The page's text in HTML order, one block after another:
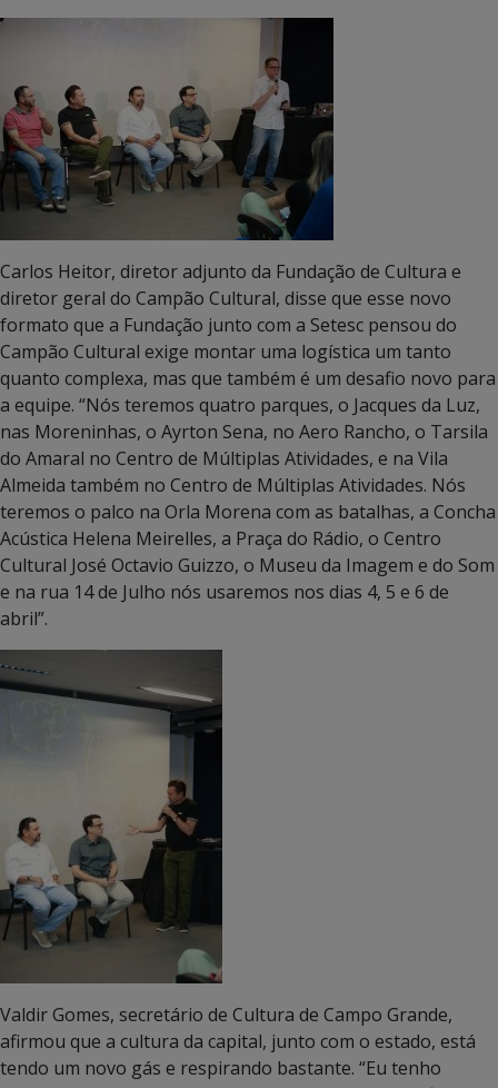
Carlos Heitor, diretor adjunto da Fundação de Cultura e
diretor geral do Campão Cultural, disse que esse novo
formato que a Fundação junto com a Setesc pensou do
Campão Cultural exige montar uma logística um tanto
quanto complexa, mas que também é um desafio novo para
a equipe. “Nós teremos quatro parques, o Jacques da Luz,
nas Moreninhas, o Ayrton Sena, no Aero Rancho, o Tarsila
do Amaral no Centro de Múltiplas Atividades, e na Vila
Almeida também no Centro de Múltiplas Atividades. Nós
teremos o palco na Orla Morena com as batalhas, a Concha
Acústica Helena Meirelles, a Praça do Rádio, o Centro
Cultural José Octavio Guizzo, o Museu da Imagem e do Som
e na rua 14 de Julho nós usaremos nos dias 4, 5 e 6 de
abril”.
Valdir Gomes, secretário de Cultura de Campo Grande,
afirmou que a cultura da capital, junto com o estado, está
tendo um novo gás e respirando bastante. “Eu tenho